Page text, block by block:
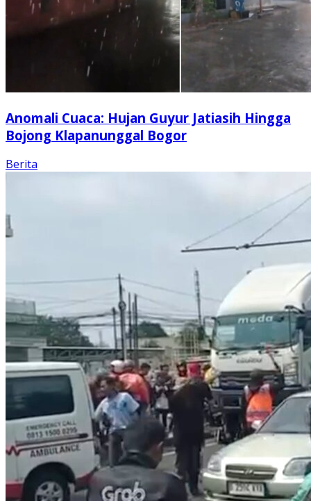
Anomali Cuaca: Hujan Guyur Jatiasih Hingga
Bojong Klapanunggal Bogor
Berita